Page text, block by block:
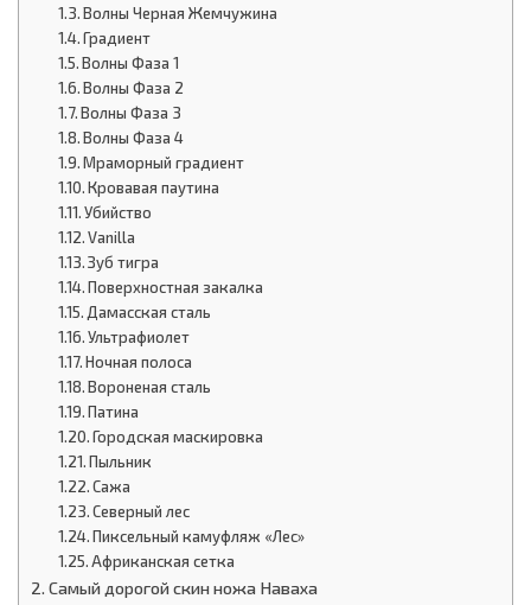
Волны Черная Жемчужина
Градиент
Волны Фаза 1
Волны Фаза 2
Волны Фаза 3
Волны Фаза 4
Мраморный градиент
Кровавая паутина
Убийство
Vanilla
Зуб тигра
Поверхностная закалка
Дамасская сталь
Ультрафиолет
Ночная полоса
Вороненая сталь
Патина
Городская маскировка
Пыльник
Сажа
Северный лес
Пиксельный камуфляж «Лес»
Африканская сетка
Самый дорогой скин ножа Наваха